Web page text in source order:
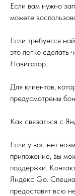
Если вам нужно
можете
Если требуется
это легко сделать
Навигатор.
Для клиентов,
предусмотрены
Как связаться с
Если у вас нет
приложение, вы
поддержки.
Яндекс Go.
предоставят всю